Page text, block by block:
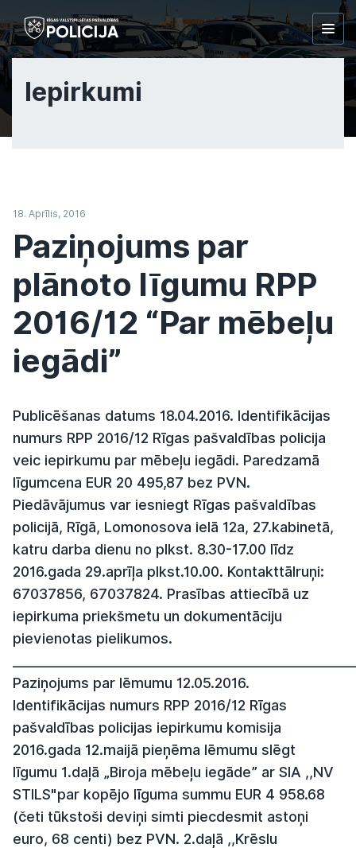
Iepirkumi
18. Aprīlis, 2016
Paziņojums par
plānoto līgumu RPP
2016/12 “Par mēbeļu
iegādi”
Publicēšanas datums 18.04.2016. Identifikācijas
numurs RPP 2016/12 Rīgas pašvaldības policija
veic iepirkumu par mēbeļu iegādi. Paredzamā
līgumcena EUR 20 495,87 bez PVN.
Piedāvājumus var iesniegt Rīgas pašvaldības
policijā, Rīgā, Lomonosova ielā 12a, 27.kabinetā,
katru darba dienu no plkst. 8.30-17.00 līdz
2016.gada 29.aprīļa plkst.10.00. Kontakttālruņi:
67037856, 67037824. Prasības attiecībā uz
iepirkuma priekšmetu un dokumentāciju
pievienotas pielikumos.
Paziņojums par lēmumu 12.05.2016.
Identifikācijas numurs RPP 2016/12 Rīgas
pašvaldības policijas iepirkumu komisija
2016.gada 12.maijā pieņēma lēmumu slēgt
līgumu 1.daļā „Biroja mēbeļu iegāde” ar SIA ,,NV
STILS"par kopējo līguma summu EUR 4 958.68
(četi tūkstoši deviņi simti piecdesmit astoņi
euro, 68 centi) bez PVN. 2.daļā ,,Krēslu